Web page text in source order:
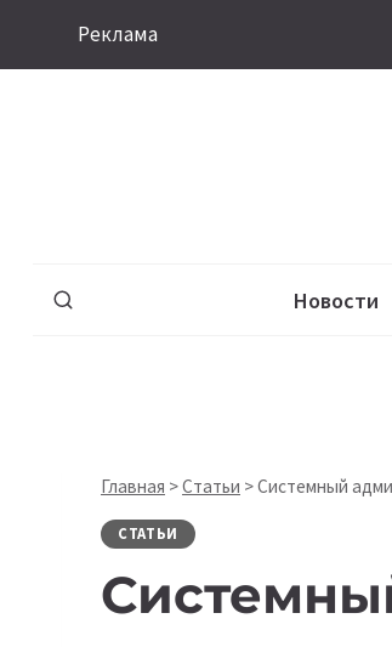
Реклама
Новости
Главная >Статьи >Системный
СТАТЬИ